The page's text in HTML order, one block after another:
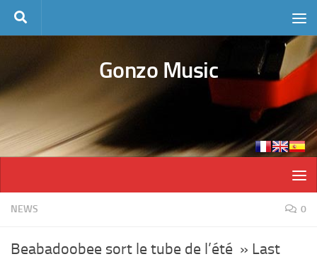
Skip to content
Gonzo Music
NEWS 0
Beabadoobee sort le tube de l’été » Last